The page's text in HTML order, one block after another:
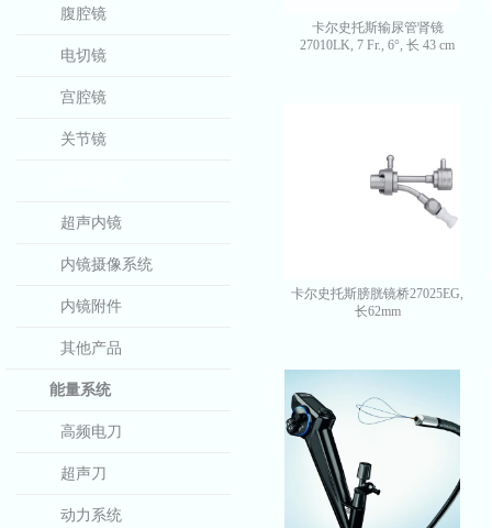
腹腔镜
电切镜
宫腔镜
关节镜
超声内镜
内镜摄像系统
内镜附件
其他产品
能量系统
高频电刀
超声刀
动力系统
卡尔史托斯输尿管肾镜
27010LK, 7 Fr., 6°, 长 43 cm
卡尔史托斯膀胱镜桥27025EG,
长62mm